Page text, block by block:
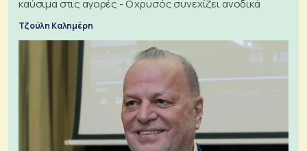
καύσιμα στις αγορές - Ο χρυσός συνεχίζει ανοδικά
Τζούλη Καλημέρη